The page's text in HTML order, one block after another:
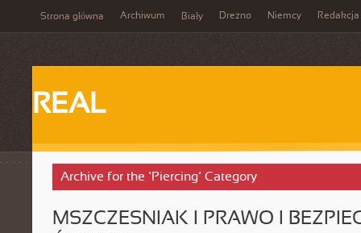
Strona główna Archiwum Biały Drezno Niemcy Redakcja
REAL
Archive for the ‘Piercing’ Category
MSZCZESNIAK I PRAWO I